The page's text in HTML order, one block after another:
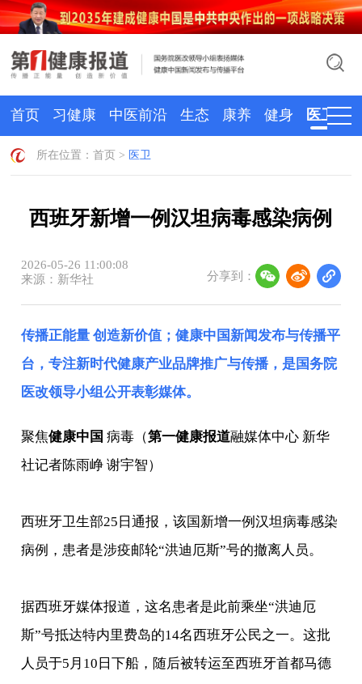
首页 习健康 中医前沿 生态 康养 健身 医卫
所在位置：首页 > 医卫
西班牙新增一例汉坦病毒感染病例
2026-05-26 11:00:08
来源：新华社
分享到：
传播正能量 创造新价值；健康中国新闻发布与传播平
台，专注新时代健康产业品牌推广与传播，是国务院
医改领导小组公开表彰媒体。
聚焦健康中国 病毒（第一健康报道融媒体中心 新华
社记者陈雨峥 谢宇智）
西班牙卫生部25日通报，该国新增一例汉坦病毒感染
病例，患者是涉疫邮轮“洪迪厄斯”号的撤离人员。
据西班牙媒体报道，这名患者是此前乘坐“洪迪厄
斯”号抵达特内里费岛的14名西班牙公民之一。这批
人员于5月10日下船，随后被转运至西班牙首都马德